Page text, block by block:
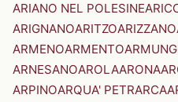
ARIANO NEL POLESINE
ARIGNANOARITZOARIZZANO
ARMENOARMENTO
ARNESANOAROLAARONA
ARPINOARQUA' PETRARCA